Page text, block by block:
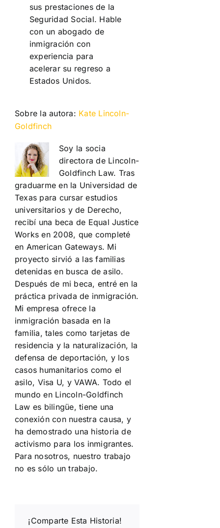
sus prestaciones de la
Seguridad Social. Hable
con un abogado de
inmigración con
experiencia para
acelerar su regreso a
Estados Unidos.
Sobre la autora: Kate Lincoln-
Goldfinch
Soy la socia
directora de Lincoln-
Goldfinch Law. Tras
graduarme en la Universidad de
Texas para cursar estudios
universitarios y de Derecho,
recibí una beca de Equal Justice
Works en 2008, que completé
en American Gateways. Mi
proyecto sirvió a las familias
detenidas en busca de asilo.
Después de mi beca, entré en la
práctica privada de inmigración.
Mi empresa ofrece la
inmigración basada en la
familia, tales como tarjetas de
residencia y la naturalización, la
defensa de deportación, y los
casos humanitarios como el
asilo, Visa U, y VAWA. Todo el
mundo en Lincoln-Goldfinch
Law es bilingüe, tiene una
conexión con nuestra causa, y
ha demostrado una historia de
activismo para los inmigrantes.
Para nosotros, nuestro trabajo
no es sólo un trabajo.
¡Comparte Esta Historia!